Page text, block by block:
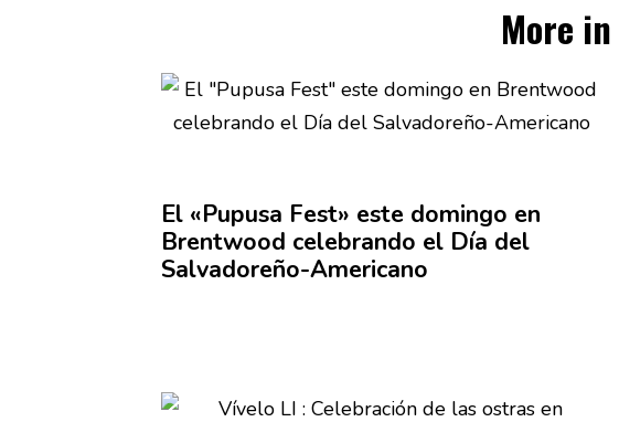
More in
El «Pupusa Fest» este domingo en
Brentwood celebrando el Día del
Salvadoreño-Americano